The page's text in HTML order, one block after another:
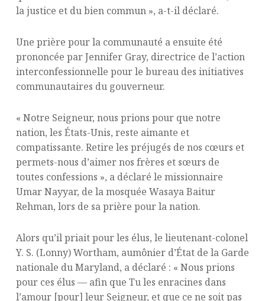
la justice et du bien commun », a-t-il déclaré.
Une prière pour la communauté a ensuite été
prononcée par Jennifer Gray, directrice de l’action
interconfessionnelle pour le bureau des initiatives
communautaires du gouverneur.
« Notre Seigneur, nous prions pour que notre
nation, les États-Unis, reste aimante et
compatissante. Retire les préjugés de nos cœurs et
permets-nous d’aimer nos frères et sœurs de
toutes confessions », a déclaré le missionnaire
Umar Nayyar, de la mosquée Wasaya Baitur
Rehman, lors de sa prière pour la nation.
Alors qu’il priait pour les élus, le lieutenant-colonel
Y. S. (Lonny) Wortham, aumônier d’État de la Garde
nationale du Maryland, a déclaré : « Nous prions
pour ces élus — afin que Tu les enracines dans
l’amour [pour] leur Seigneur, et que ce ne soit pas